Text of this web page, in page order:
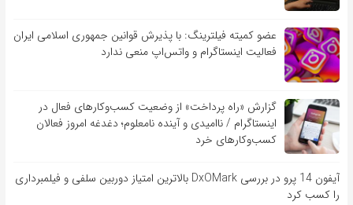
عضو کمیته فیلترینگ: با پذیرش قوانین جمهوری اسلامی ایران
فعالیت اینستاگرام و واتس‌اپ منعی ندارد
گزارش «راه پرداخت» از وضعیت کسب‌وکارهای فعال در
اینستاگرام / ناامیدی و آینده نامعلوم؛ دغدغه امروز فعالان
کسب‌وکارهای خرد
آیفون 14 پرو در بررسی DxOMark بالاترین امتیاز دوربین سلفی و فیلمبرداری
را کسب کرد